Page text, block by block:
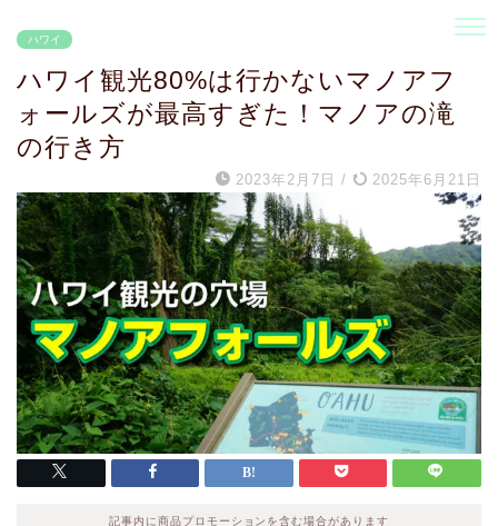
ハワイ
ハワイ観光80%は行かないマノアフ
ォールズが最高すぎた！マノアの滝
の行き方
2023年2月7日 / 2025年6月21日
記事内に商品プロモーションを含む場合があります